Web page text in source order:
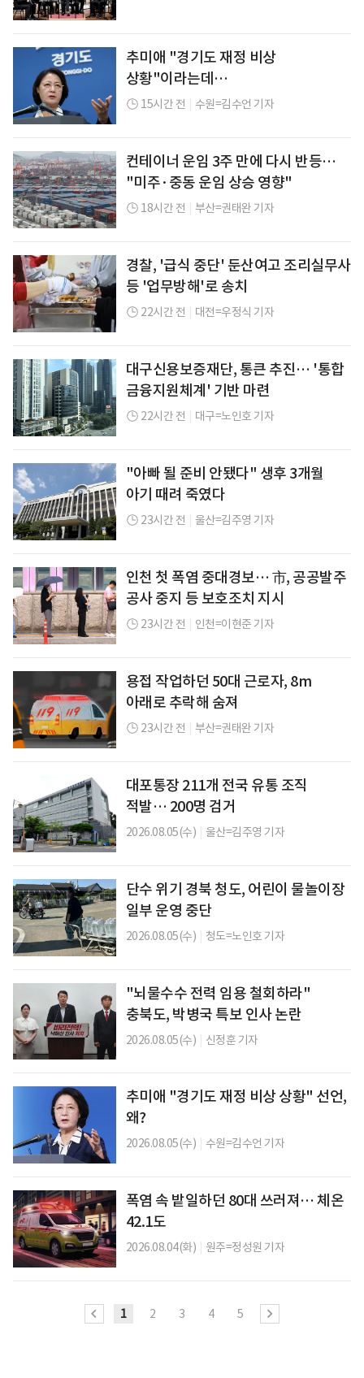
추미애 "경기도 재정 비상
상황"이라는데…
15시간 전 수원=김수언 기자
컨테이너 운임 3주 만에 다시 반등…
"미주·중동 운임 상승 영향"
18시간 전 부산=권태완 기자
경찰, '급식 중단' 둔산여고 조리실무사
등 '업무방해'로 송치
22시간 전 대전=우정식 기자
대구신용보증재단, 통큰 추진… '통합
금융지원체계' 기반 마련
22시간 전 대구=노인호 기자
"아빠 될 준비 안됐다" 생후 3개월
아기 때려 죽였다
23시간 전 울산=김주영 기자
인천 첫 폭염 중대경보… 市, 공공발주
공사 중지 등 보호조치 지시
23시간 전 인천=이현준 기자
용접 작업하던 50대 근로자, 8m
아래로 추락해 숨져
23시간 전 부산=권태완 기자
대포통장 211개 전국 유통 조직
적발… 200명 검거
2026.08.05(수) 울산=김주영 기자
단수 위기 경북 청도, 어린이 물놀이장
일부 운영 중단
2026.08.05(수) 청도=노인호 기자
"뇌물수수 전력 임용 철회하라"
충북도, 박병국 특보 인사 논란
2026.08.05(수) 신정훈 기자
추미애 "경기도 재정 비상 상황" 선언,
왜?
2026.08.05(수) 수원=김수언 기자
폭염 속 밭일하던 80대 쓰러져… 체온
42.1도
2026.08.04(화) 원주=정성원 기자
1 2 3 4 5